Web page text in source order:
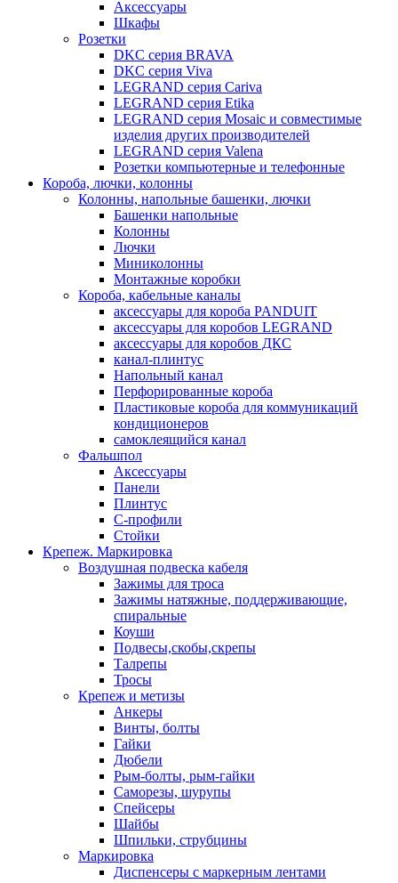
Аксессуары
Шкафы
Розетки
DKC серия BRAVA
DKC серия Viva
LEGRAND серия Cariva
LEGRAND серия Etika
LEGRAND серия Mosaic и совместимые
изделия других производителей
LEGRAND серия Valena
Розетки компьютерные и телефонные
Короба, лючки, колонны
Колонны, напольные башенки, лючки
Башенки напольные
Колонны
Лючки
Миниколонны
Монтажные коробки
Короба, кабельные каналы
аксессуары для короба PANDUIT
аксессуары для коробов LEGRAND
аксессуары для коробов ДКС
канал-плинтус
Напольный канал
Перфорированные короба
Пластиковые короба для коммуникаций
кондиционеров
самоклеящийся канал
Фальшпол
Аксессуары
Панели
Плинтус
С-профили
Стойки
Крепеж. Маркировка
Воздушная подвеска кабеля
Зажимы для троса
Зажимы натяжные, поддерживающие,
спиральные
Коуши
Подвесы,скобы,скрепы
Талрепы
Тросы
Крепеж и метизы
Анкеры
Винты, болты
Гайки
Дюбели
Рым-болты, рым-гайки
Саморезы, шурупы
Спейсеры
Шайбы
Шпильки, струбцины
Маркировка
Диспенсеры с маркерным лентами